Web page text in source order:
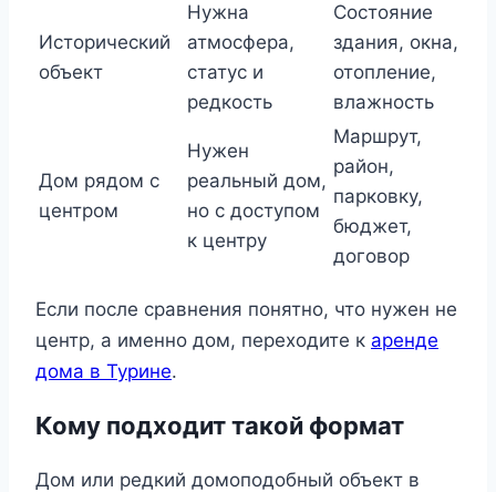
Исторический
объект
Нужна
атмосфера,
статус и
редкость
Состояние
здания, окна,
отопление,
влажность
Дом рядом с
центром
Нужен
реальный дом,
но с доступом
к центру
Маршрут,
район,
парковку,
бюджет,
договор
Если после сравнения понятно, что нужен не
центр, а именно дом, переходите к аренде
дома в Турине.
Кому подходит такой формат
Дом или редкий домоподобный объект в